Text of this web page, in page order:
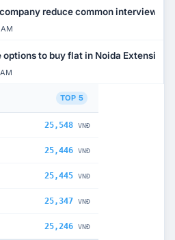
reduce common interview
to buy flat in Noida Extension?
TOP 5
25,548 VNĐ
25,446 VNĐ
25,445 VNĐ
25,347 VNĐ
25,246 VNĐ